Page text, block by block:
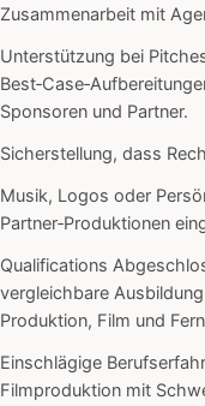
Zusammenarbeit mit
Unterstützung bei
Sponsoren und Partner.
Sicherstellung, dass
Musik, Logos oder
Partner‑Produktionen
Qualifications
vergleichbare
Produktion, Film und
Einschlägige
Filmproduktion mit